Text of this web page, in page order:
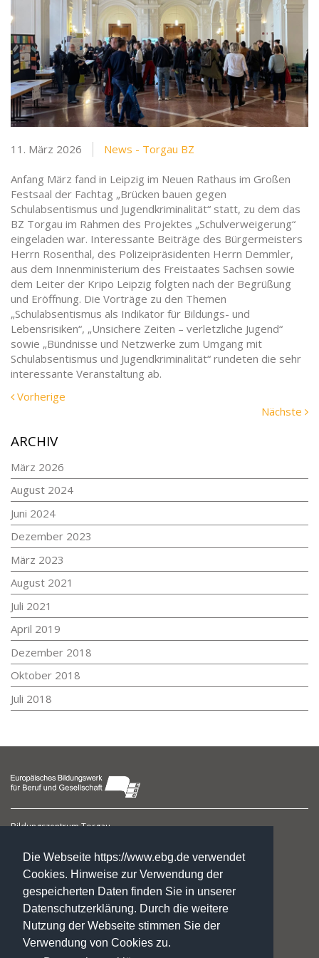
Die Webseite https://www.ebg.de verwendet
Cookies. Hinweise zur Verwendung der
gespeicherten Daten finden Sie in unserer
Datenschutzerklärung. Durch die weitere
Nutzung der Webseite stimmen Sie der
Verwendung von Cookies zu.
11. März 2026 News - Torgau BZ
Anfang März fand in Leipzig im Neuen Rathaus im Großen
Festsaal der Fachtag „Brücken bauen gegen
Schulabsentismus und Jugendkriminalität“ statt, zu dem das
BZ Torgau im Rahmen des Projektes „Schulverweigerung“
eingeladen war. Interessante Beiträge des Bürgermeisters
Herrn Rosenthal, des Polizeipräsidenten Herrn Demmler,
aus dem Innenministerium des Freistaates Sachsen sowie
dem Leiter der Kripo Leipzig folgten nach der Begrüßung
und Eröffnung. Die Vorträge zu den Themen
„Schulabsentismus als Indikator für Bildungs- und
Lebensrisiken“, „Unsichere Zeiten – verletzliche Jugend“
sowie „Bündnisse und Netzwerke zum Umgang mit
Schulabsentismus und Jugendkriminalität“ rundeten die sehr
interessante Veranstaltung ab.
Vorherige
Nächste
ARCHIV
März 2026
August 2024
Juni 2024
Dezember 2023
März 2023
August 2021
Juli 2021
April 2019
Dezember 2018
Oktober 2018
Juli 2018
Bildungszentrum Torgau
04860 Torgau
Koordinatorin
Telefon: 0 34 21. 90 66 83
Telefax: 0 34 21. 90 66 88